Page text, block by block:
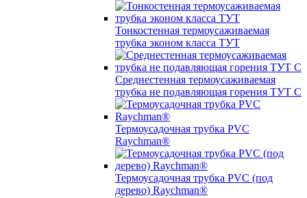
Тонкостенная термоусаживаемая
трубка эконом класса ТУТ
Среднестенная термоусаживаемая
трубка не подавляющая горения ТУТ С
Термоусадочная трубка PVC
Raychman®
Термоусадочная трубка PVC (под
дерево) Raychman®